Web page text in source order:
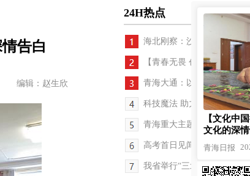
告白
编辑：赵生欣
24H热点
海北刚察：沙柳河镇举办社
【青春无畏 创业有路】马
青海大通：以“加速度”解群
科技魔法 助力高端镁产品
青海重大主题报道专栏 《
高考首日见闻：题型新颖是
我省举行“三北”工程六期观
【文化中
文化的深
青海日报